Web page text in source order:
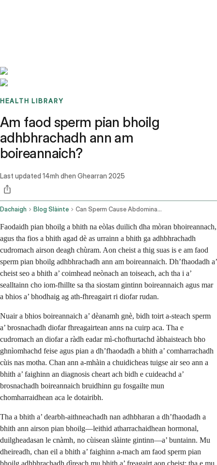
HEALTH LIBRARY
Am faod sperm pian bhoilg
adhbhrachadh ann am
boireannaich?
Last updated 14mh dhen Ghearran 2025
Dachaigh Blog Slàinte Can Sperm Cause Abdominal Pain In Females
Faodaidh pian bhoilg a bhith na eòlas duilich dha mòran bhoireannach,
agus tha fios a bhith agad dè as urrainn a bhith ga adhbhrachadh
cudromach airson deagh chùram. Aon cheist a thig suas is e am faod
sperm pian bhoilg adhbhrachadh ann am boireannaich. Dh’fhaodadh a’
cheist seo a bhith a’ coimhead neònach an toiseach, ach tha i a’
sealltainn cho iom-fhillte sa tha siostam gintinn boireannaich agus mar
a bhios a’ bhodhaig ag ath-fhreagairt ri diofar rudan.
Nuair a bhios boireannaich a’ dèanamh gnè, bidh toirt a-steach sperm
a’ brosnachadh diofar fhreagairtean anns na cuirp aca. Tha e
cudromach an diofar a ràdh eadar mì-chofhurtachd àbhaisteach bho
ghnìomhachd feise agus pian a dh’fhaodadh a bhith a’ comharrachadh
cùis nas motha. Chan ann a-mhàin a chuidicheas tuigse air seo ann a
bhith a’ faighinn an diagnosis cheart ach bidh e cuideachd a’
brosnachadh boireannaich bruidhinn gu fosgailte mun
chomharraidhean aca le dotairibh.
Tha a bhith a’ dearbh-aithneachadh nan adhbharan a dh’fhaodadh a
bhith ann airson pian bhoilg—leithid atharrachaidhean hormonal,
duilgheadasan le cnàmh, no cùisean slàinte gintinn—a’ buntainn. Mu
dheireadh, chan eil a bhith a’ faighinn a-mach am faod sperm pian